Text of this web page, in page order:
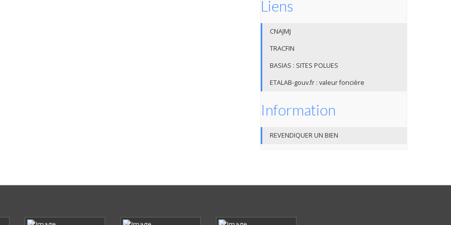
Liens
CNAJMJ
TRACFIN
BASIAS : SITES POLUES
ETALAB-gouv.fr : valeur foncière
Information
REVENDIQUER UN BIEN